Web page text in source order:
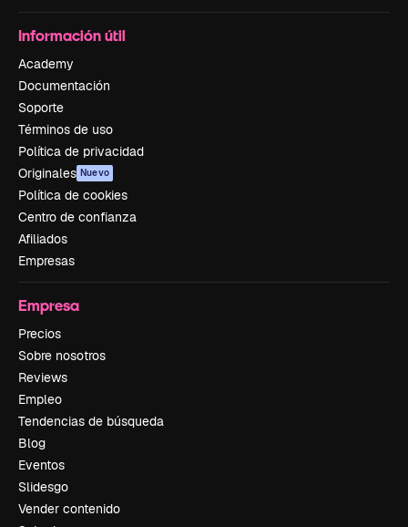
Información útil
Academy
Documentación
Soporte
Términos de uso
Política de privacidad
Originales Nuevo
Política de cookies
Centro de confianza
Afiliados
Empresas
Empresa
Precios
Sobre nosotros
Reviews
Empleo
Tendencias de búsqueda
Blog
Eventos
Slidesgo
Vender contenido